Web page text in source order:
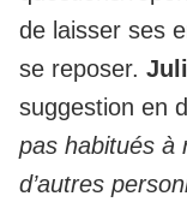
de laisser ses
se reposer.
suggestion en
pas habitués à
d’autres